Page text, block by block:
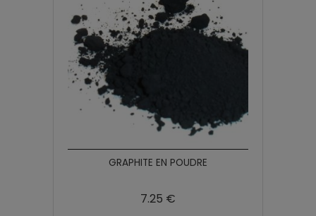
GRAPHITE EN POUDRE
7.25 €